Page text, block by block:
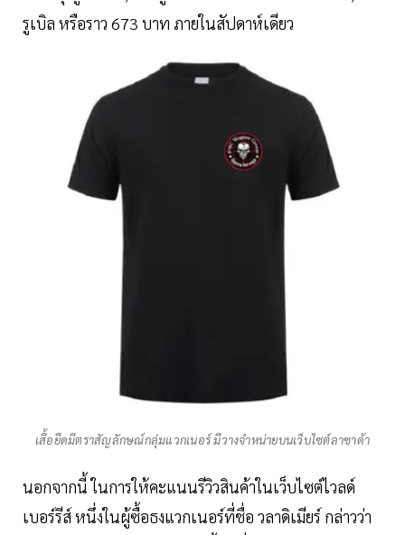
รูเบิล หรือราว 673 บาท ภายในสัปดาห์เดียว
เสื้อยืดมีตราสัญลักษณ์กลุ่มแวกเนอร์ มีวางจำหน่ายบนเว็บไซต์ลาซาด้า
นอกจากนี้ ในการให้คะแนนรีวิวสินค้าในเว็บไซต์ไวลด์
เบอร์รีส์ หนึ่งในผู้ซื้อธงแวกเนอร์ที่ชื่อ วลาดิเมียร์ กล่าวว่า